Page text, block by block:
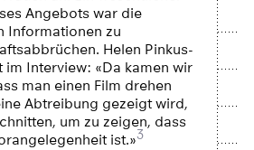
Angebots war die
Informationen zu
Helen Pinkus-
im Interview: «Da kamen wir
man einen Film drehen
Abtreibung gezeigt wird,
um zu zeigen, dass
ist.»3